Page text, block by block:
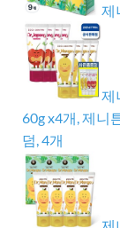
제
제
60g x4개, 제니
덤, 4개